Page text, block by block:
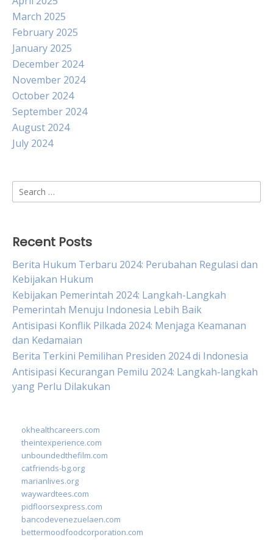
March 2025
February 2025
January 2025
December 2024
November 2024
October 2024
September 2024
August 2024
July 2024
Search
for:
Recent Posts
Berita Hukum Terbaru 2024: Perubahan Regulasi dan
Kebijakan Hukum
Kebijakan Pemerintah 2024: Langkah-Langkah
Pemerintah Menuju Indonesia Lebih Baik
Antisipasi Konflik Pilkada 2024: Menjaga Keamanan
dan Kedamaian
Berita Terkini Pemilihan Presiden 2024 di Indonesia
Antisipasi Kecurangan Pemilu 2024: Langkah-langkah
yang Perlu Dilakukan
okhealthcareers.com
theintexperience.com
unboundedthefilm.com
catfriends-bg.org
marianlives.org
waywardtees.com
pidfloorsexpress.com
bancodevenezuelaen.com
bettermoodfoodcorporation.com